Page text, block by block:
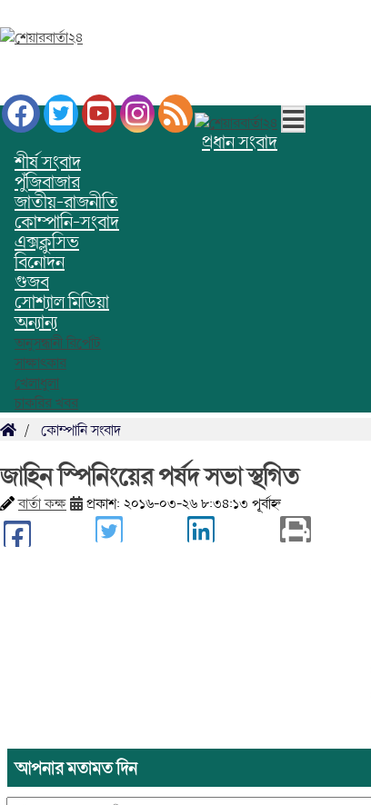
প্রধান সংবাদ
শীর্ষ সংবাদ
পুঁজিবাজার
জাতীয়-রাজনীতি
কোম্পানি-সংবাদ
এক্সক্লুসিভ
বিনোদন
গুজব
সোশ্যাল মিডিয়া
অন্যান্য
অনুসন্ধানী রির্পোট
সাক্ষাৎকার
খেলাধুলা
চাকরির খবর
কোম্পানি সংবাদ
জাহিন স্পিনিংয়ের পর্ষদ সভা স্থগিত
বার্তা কক্ষ প্রকাশ: ২০১৬-০৩-২৬ ৮:৩৪:১৩ পূর্বাহ্ন
আপনার মতামত দিন